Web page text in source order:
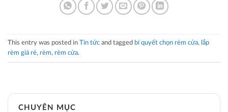
This entry was posted in Tin tức and tagged bí quyết chọn rèm cửa, lắp
rèm giá rẻ, rèm, rèm cửa.
CHUYÊN MỤC